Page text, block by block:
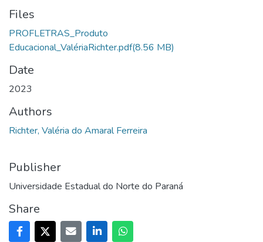
Files
PROFLETRAS_Produto
Educacional_ValériaRichter.pdf(8.56 MB)
Date
2023
Authors
Richter, Valéria do Amaral Ferreira
Publisher
Universidade Estadual do Norte do Paraná
Share